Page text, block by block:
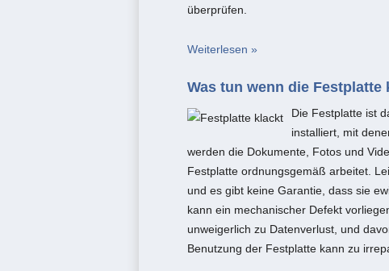
überprüfen.
Weiterlesen »
Was tun wenn die Festplatte
Die Festplatte ist
installiert, mit
werden die Dokumente, Fotos und
Festplatte ordnungsgemäß arbeitet.
und es gibt keine Garantie, dass sie
kann ein mechanischer Defekt
unweigerlich zu Datenverlust, und
Benutzung der Festplatte kann zu